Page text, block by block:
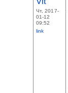
Чт, 2017-
01-12
09:52
link